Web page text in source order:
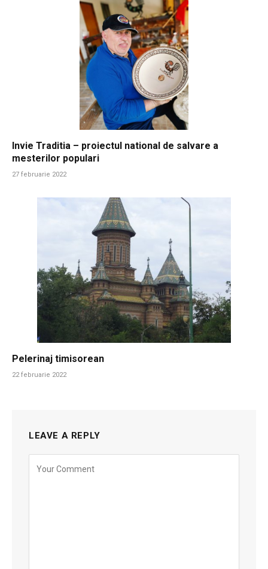
Invie Traditia – proiectul national de salvare a
mesterilor populari
27 februarie 2022
Pelerinaj timisorean
22 februarie 2022
LEAVE A REPLY